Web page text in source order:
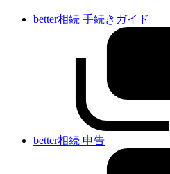
better相続 手続きガイド
better相続 申告